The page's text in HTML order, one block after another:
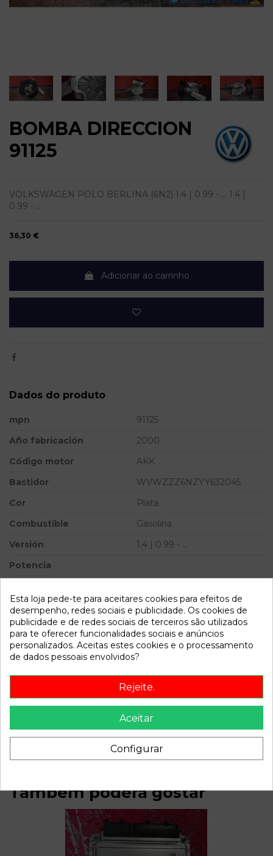
BOMBA DIRECCION
91125
VOLKSWAGEN POLO BERLINA (6N2) 1.4 | 0.99 - ... 1.4 |
0.99 - ...
36,30 €
Adicionar ao carrinho
Dados do produto
mpn
91125
Año fabricación
2000
Código motor
AKK
Bastidor
WVWZZZ6NZYY632045
Cor
Plata
Combustible
Gasolina
Versión
1.4 | 0.99 - ...
Potencia
0.99 - ...
Referência 711591
Disponível a partir de: 2022-04-06
Recambio de bomba direccion para volkswagen polo
berlina (6n2) 1.4 | 0.99 - ... 1.4 | 0.99 - ... referencia OEM IAM
91125
Também poderá gostar
Esta loja pede-te para aceitares cookies para efeitos de
desempenho, redes sociais e publicidade. Os cookies de
publicidade e de redes sociais de terceiros são utilizados
para te oferecer funcionalidades sociais e anúncios
personalizados. Aceitas estes cookies e o processamento
de dados pessoais envolvidos?
Rejeite.
Aceitar
Configurar